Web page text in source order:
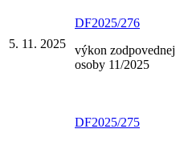
5. 11. 2025
DF2025/276
výkon zodpovednej
osoby 11/2025
DF2025/275